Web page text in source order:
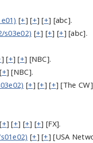
[+] [+] [+] [abc].
s03e02) [+] [+] [+] [abc].
] [+] [+] [NBC].
+] [NBC].
[+] [+] [+] [The
[+] [+] [+] [+] [FX].
[+] [+] [USA